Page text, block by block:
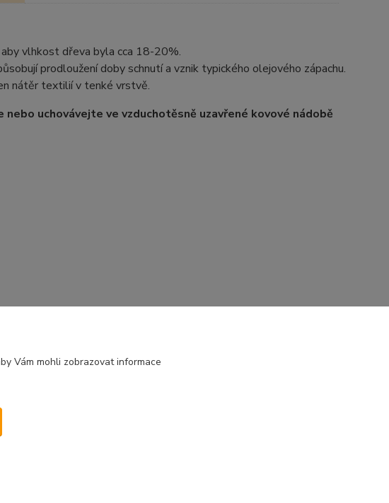
vlhkost dřeva byla cca 18-20%.
prodloužení doby schnutí a vznik typického olejového zápachu.
nátěr textilií v tenké vrstvě.
uchovávejte ve vzduchotěsně uzavřené kovové nádobě
Vám mohli zobrazovat informace